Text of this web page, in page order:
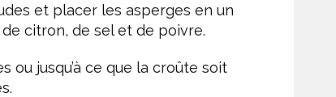
et placer les asperges en un
citron, de sel et de poivre.
ou jusqu’à ce que la croûte soit